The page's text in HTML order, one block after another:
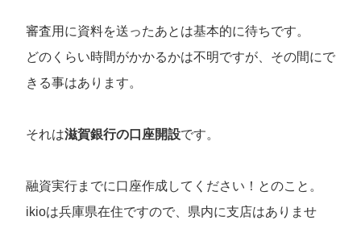
審査用に資料を送ったあとは基本的に待ちです。
どのくらい時間がかかるかは不明ですが、その間にで
きる事はあります。
それは滋賀銀行の口座開設です。
融資実行までに口座作成してください！とのこと。
ikioは兵庫県在住ですので、県内に支店はありませ